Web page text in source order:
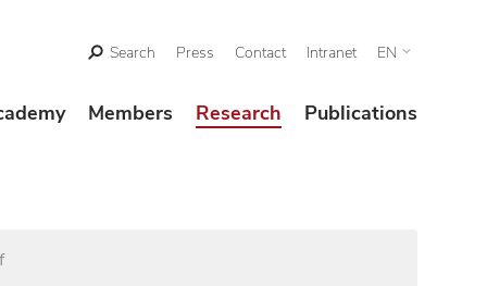
Search Press Contact Intranet EN
Members Research Publications